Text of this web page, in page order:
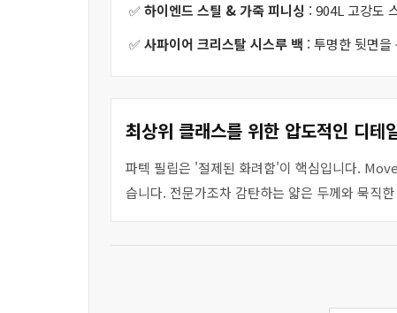
✅하이엔드 스틸 & 가죽 피니싱 : 904L 고강도
✅사파이어 크리스탈 시스루 백 : 투명한 뒷면
최상위 클래스를 위한 압도적인 디테
파텍 필립은 '절제된 화려함'이 핵심입니다.
습니다. 전문가조차 감탄하는 얇은 두께와 묵직